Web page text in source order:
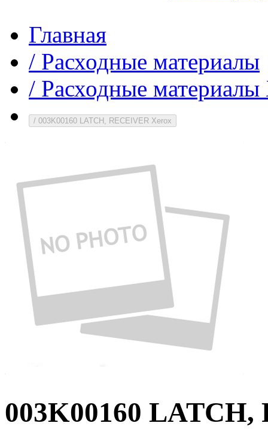
Главная
/ Расходные материалы
/ Расходные
/ 003K00160 LATCH, RECEIVER Xerox
003K00160